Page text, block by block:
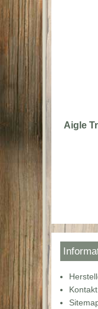
Aigle
Kontakt